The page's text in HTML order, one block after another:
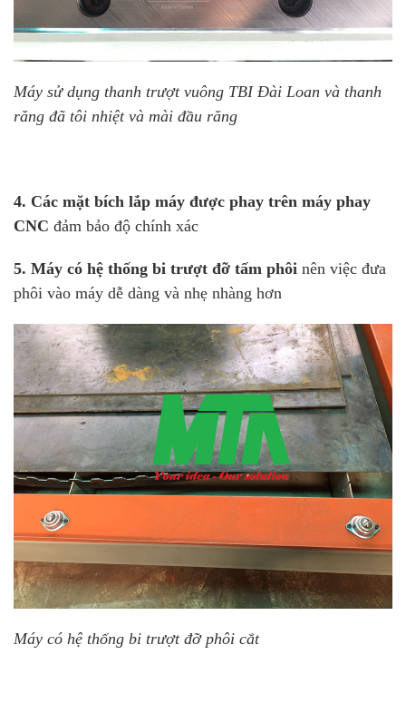
Máy sử dụng thanh trượt vuông TBI Đài Loan và thanh
răng đã tôi nhiệt và mài đầu răng
4. Các mặt bích lắp máy được phay trên máy phay
CNC đảm bảo độ chính xác
5. Máy có hệ thống bi trượt đỡ tấm phôi nên việc đưa
phôi vào máy dễ dàng và nhẹ nhàng hơn
Máy có hệ thống bi trượt đỡ phôi cắt